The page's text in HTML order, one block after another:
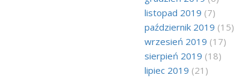
listopad 2019 (7)
październik 2019 (15)
wrzesień 2019 (17)
sierpień 2019 (18)
lipiec 2019 (21)